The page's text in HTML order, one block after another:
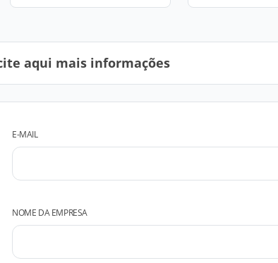
aqui mais informações
E-MAIL
NOME DA EMPRESA